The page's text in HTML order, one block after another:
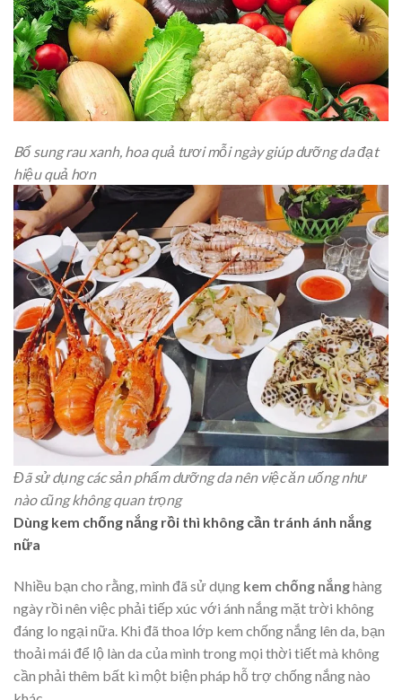
Bổ sung rau xanh, hoa quả tươi mỗi ngày giúp dưỡng da đạt
hiệu quả hơn
Đã sử dụng các sản phẩm dưỡng da nên việc ăn uống như
nào cũng không quan trọng
Dùng kem chống nắng rồi thì không cần tránh ánh nắng
nữa
Nhiều bạn cho rằng, mình đã sử dụng kem chống nắnghàng
ngày rồi nên việc phải tiếp xúc với ánh nắng mặt trời không
đáng lo ngại nữa. Khi đã thoa lớp kem chống nắng lên da, bạn
thoải mái để lộ làn da của mình trong mọi thời tiết mà không
cần phải thêm bất kì một biện pháp hỗ trợ chống nắng nào